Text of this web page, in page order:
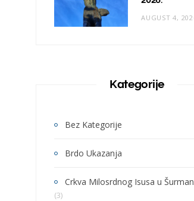
AUGUST 4,
Kategorije
Bez Kategorije
Brdo Ukazanja
Crkva Milosrdnog Isusa u
(3)